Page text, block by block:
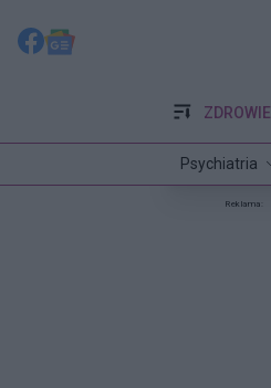
ZDROWIE
Psychiatria
Reklama: